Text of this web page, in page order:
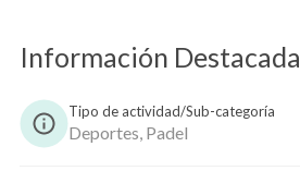
Información Destacada
Tipo de actividad/Sub-categoría
Deportes, Padel